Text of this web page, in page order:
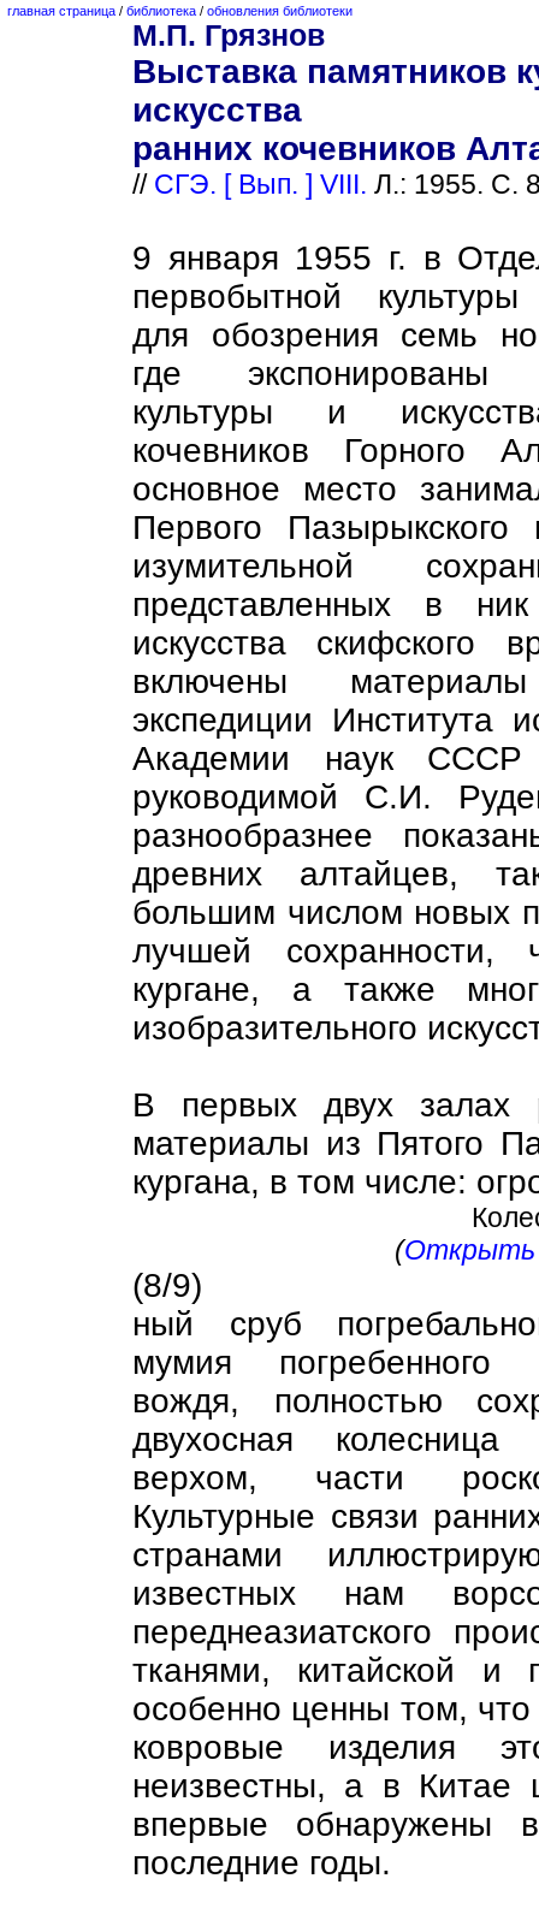
главная страница / библиотека / обновления библиотеки
М.П. Грязнов
Выставка памятников
искусства
ранних кочевников
// СГЭ. [ Вып. ] VIII. Л.: 1955. С.
9 января 1955 г. в
первобытной культуры
для обозрения семь
где экспонированы
культуры и
кочевников Горного
основное место
Первого
изумительной
представленных в ник
искусства скифского
включены
экспедиции Института
Академии наук
руководимой С.И.
разнообразнее
древних алтайцев,
большим числом новых
лучшей
кургане, а также
изобразительного
В первых двух залах
материалы из Пятого
кургана, в том числе:
(Открыть
(8/9)
ный сруб
мумия погребенного
вождя, полностью
двухосная
верхом, части
Культурные связи
странами
известных нам
переднеазиатского
тканями, китайской и
особенно ценны том,
ковровые изделия
неизвестны, а в Китае
впервые обнаружены
последние годы.